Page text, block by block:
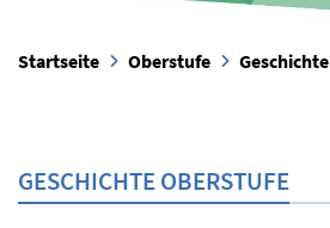
Startseite Oberstufe Geschichte
GESCHICHTE OBERSTUFE